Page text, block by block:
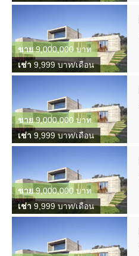
เช่า 9,999 บาท/เดือน
ขาย9,000,000 บาท
เช่า 9,999 บาท/เดือน
ขาย9,000,000 บาท
เช่า 9,999 บาท/เดือน
ขาย9,000,000 บาท